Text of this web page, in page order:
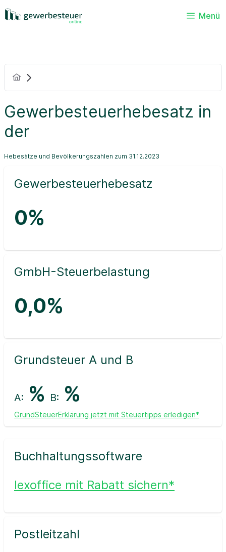
Menü
Gewerbesteuerhebesatz in
der
Hebesätze und Bevölkerungszahlen zum 31.12.2023
Gewerbesteuerhebesatz
0%
GmbH-Steuerbelastung
0,0%
Grundsteuer A und B
A: % B: %
GrundSteuerErklärung jetzt mit Steuertipps erledigen*
Buchhaltungssoftware
lexoffice mit Rabatt sichern*
Postleitzahl